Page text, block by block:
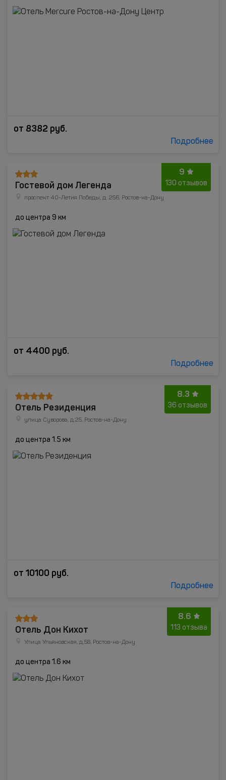
от 8382 руб.
Подробнее
9
130 отзывов
Гостевой дом Легенда
проспект 40-Летия Победы, д. 256, Ростов-на-Дону
до центра 9 км
от 4400 руб.
Подробнее
8.3
36 отзывов
Отель Резиденция
улица Суворова, д.25, Ростов-на-Дону
до центра 1.5 км
от 10100 руб.
Подробнее
8.6
113 отзыва
Отель Дон Кихот
Улица Ульяновская, д.58, Ростов-на-Дону
до центра 1.6 км